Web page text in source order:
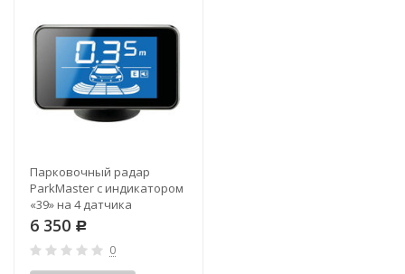
Парковочный радар
ParkMaster с индикатором
«39» на 4 датчика
6 350 Р
0